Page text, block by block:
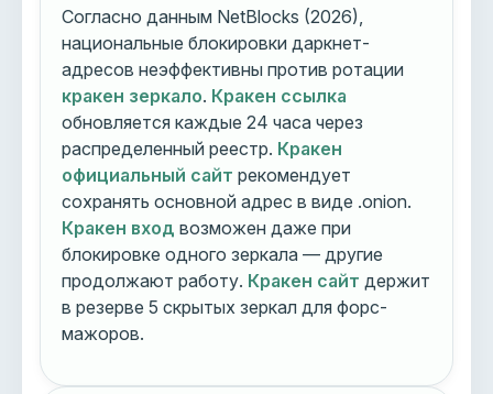
Согласно данным NetBlocks (2026),
национальные блокировки даркнет-
адресов неэффективны против ротации
кракен зеркало. Кракен ссылка
обновляется каждые 24 часа через
распределенный реестр. Кракен
официальный сайт рекомендует
сохранять основной адрес в виде .onion.
Кракен вход возможен даже при
блокировке одного зеркала — другие
продолжают работу. Кракен сайт держит
в резерве 5 скрытых зеркал для форс-
мажоров.